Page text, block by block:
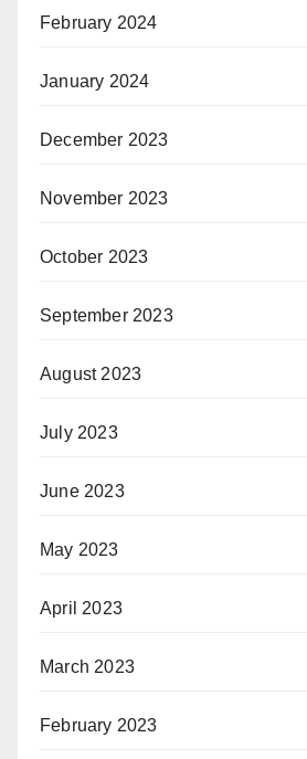
February 2024
January 2024
December 2023
November 2023
October 2023
September 2023
August 2023
July 2023
June 2023
May 2023
April 2023
March 2023
February 2023